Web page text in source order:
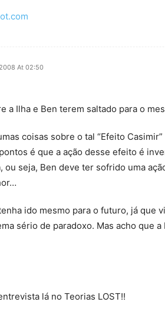
At 02:50
a Ilha e Ben terem saltado para o
coisas sobre o tal “Efeito
é que a ação desse efeito é
ou seja, Ben deve ter sofrido uma
ido mesmo para o futuro, já que
sério de paradoxo. Mas acho que
lá no Teorias LOST!!